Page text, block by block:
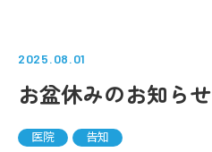
2025.08.01
お盆休みのお知らせ
医院 告知